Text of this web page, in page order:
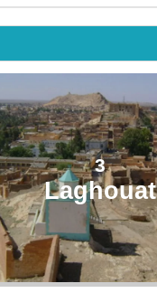
3
Laghouat